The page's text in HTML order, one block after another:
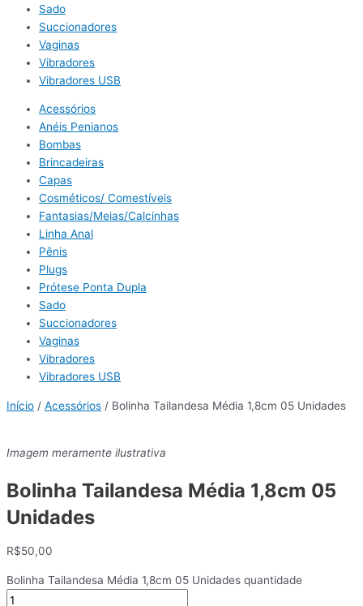
Sado
Succionadores
Vaginas
Vibradores
Vibradores USB
Acessórios
Anéis Penianos
Bombas
Brincadeiras
Capas
Cosméticos/ Comestíveis
Fantasias/Meias/Calcinhas
Linha Anal
Pênis
Plugs
Prótese Ponta Dupla
Sado
Succionadores
Vaginas
Vibradores
Vibradores USB
Início / Acessórios / Bolinha Tailandesa Média 1,8cm 05 Unidades
Imagem meramente ilustrativa
Bolinha Tailandesa Média 1,8cm 05
Unidades
R$50,00
Bolinha Tailandesa Média 1,8cm 05 Unidades quantidade